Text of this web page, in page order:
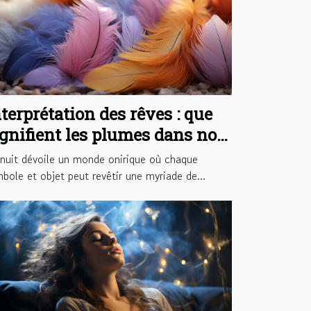
des rêves : que
les plumes dans nos
?
dévoile un monde onirique où chaque
et objet peut revêtir une myriade de...